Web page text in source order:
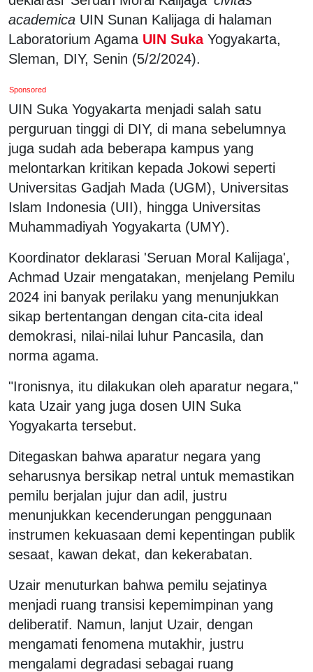
academica UIN Sunan Kalijaga di halaman
Laboratorium Agama UIN Suka Yogyakarta,
Sleman, DIY, Senin (5/2/2024).
Sponsored
UIN Suka Yogyakarta menjadi salah satu
perguruan tinggi di DIY, di mana sebelumnya
juga sudah ada beberapa kampus yang
melontarkan kritikan kepada Jokowi seperti
Universitas Gadjah Mada (UGM), Universitas
Islam Indonesia (UII), hingga Universitas
Muhammadiyah Yogyakarta (UMY).
Koordinator deklarasi 'Seruan Moral Kalijaga',
Achmad Uzair mengatakan, menjelang Pemilu
2024 ini banyak perilaku yang menunjukkan
sikap bertentangan dengan cita-cita ideal
demokrasi, nilai-nilai luhur Pancasila, dan
norma agama.
"Ironisnya, itu dilakukan oleh aparatur negara,"
kata Uzair yang juga dosen UIN Suka
Yogyakarta tersebut.
Ditegaskan bahwa aparatur negara yang
seharusnya bersikap netral untuk memastikan
pemilu berjalan jujur dan adil, justru
menunjukkan kecenderungan penggunaan
instrumen kekuasaan demi kepentingan publik
sesaat, kawan dekat, dan kekerabatan.
Uzair menuturkan bahwa pemilu sejatinya
menjadi ruang transisi kepemimpinan yang
deliberatif. Namun, lanjut Uzair, dengan
mengamati fenomena mutakhir, justru
mengalami degradasi sebagai ruang